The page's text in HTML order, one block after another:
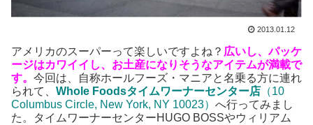
2013.01.12
アメリカのスーパーって楽しいですよね？ 広いし、パッケ
ージはカワイイし、お土産になりそうなアイテムが満載で
す。 今回は、自称ホールフーズ・マニアと名乗る方に連れ
られて、 Whole Foodsタイムワーナーセンター店 （10
Columbus Circle, New York, NY 10023） へ行ってみまし
た。タイムワーナーセンターHUGO BOSSやウィリアム